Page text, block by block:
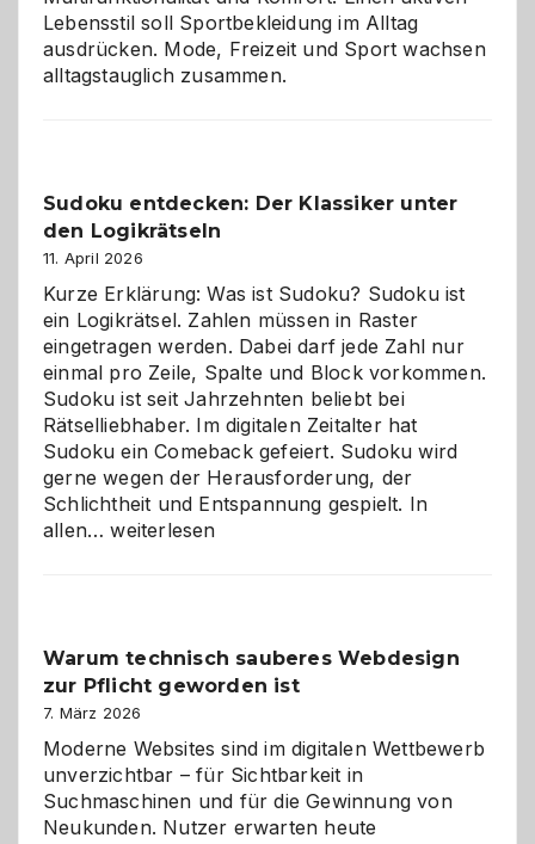
Lebensstil soll Sportbekleidung im Alltag
ausdrücken. Mode, Freizeit und Sport wachsen
alltagstauglich zusammen.
Sudoku entdecken: Der Klassiker unter
den Logikrätseln
11. April 2026
Kurze Erklärung: Was ist Sudoku? Sudoku ist
ein Logikrätsel. Zahlen müssen in Raster
eingetragen werden. Dabei darf jede Zahl nur
einmal pro Zeile, Spalte und Block vorkommen.
Sudoku ist seit Jahrzehnten beliebt bei
Rätselliebhaber. Im digitalen Zeitalter hat
Sudoku ein Comeback gefeiert. Sudoku wird
gerne wegen der Herausforderung, der
Schlichtheit und Entspannung gespielt. In
allen…Sudoku
den
Logikrätseln
weiterlesen
Warum technisch sauberes Webdesign
zur Pflicht geworden ist
7. März 2026
Moderne Websites sind im digitalen Wettbewerb
unverzichtbar – für Sichtbarkeit in
Suchmaschinen und für die Gewinnung von
Neukunden. Nutzer erwarten heute